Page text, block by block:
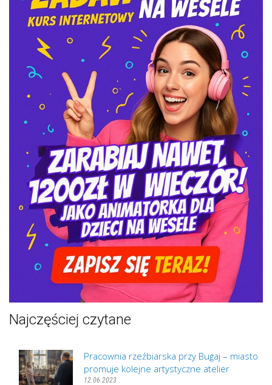
Najczęściej czytane
Pracownia rzeźbiarska przy Bugaj – miasto
promuje kolejne artystyczne atelier
12.06.2023